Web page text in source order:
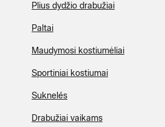
Plius dydžio drabužiai
Paltai
Maudymosi kostiumėliai
Sportiniai kostiumai
Suknelés
Drabužiai vaikams